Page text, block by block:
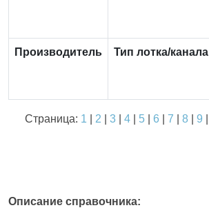
Производитель Тип лотка/канала
Страница: 1 2 3| 4| 5| 6 7 8| 9
Описание справочника: